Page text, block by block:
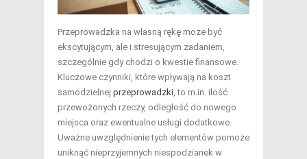
Przeprowadzka na własną rękę może być
ekscytującym, ale i stresującym zadaniem,
szczególnie gdy chodzi o kwestie finansowe.
Kluczowe czynniki, które wpływają na koszt
samodzielnej przeprowadzki, to m.in. ilość
przewożonych rzeczy, odległość do nowego
miejsca oraz ewentualne usługi dodatkowe.
Uważne uwzględnienie tych elementów pomoże
uniknąć nieprzyjemnych niespodzianek w